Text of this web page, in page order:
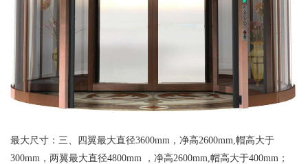
最大尺寸：三、四翼最大直径3600mm，净高2600mm,帽高大于
300mm，两翼最大直径4800mm ，净高2600mm,帽高大于400mm；